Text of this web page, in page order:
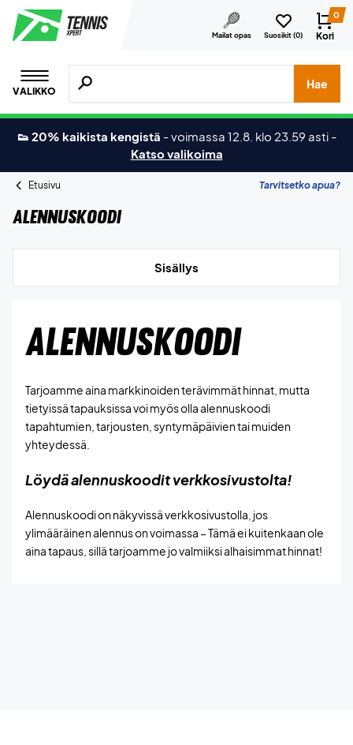
Mailat opas Suosikit (0)
0
Kori
VALIKKO
Hae tuotteita, merkkejä jne.
Hae
👟 20% kaikista kengistä -voimassa 12.8. klo 23.59 asti -
Katso valikoima
Etusivu Tarvitsetko apua?
Alennuskoodi
Sisällys
ALENNUSKOODI
Tarjoamme aina markkinoiden terävimmät hinnat, mutta
tietyissä tapauksissa voi myös olla alennuskoodi
tapahtumien, tarjousten, syntymäpäivien tai muiden
yhteydessä.
Löydä alennuskoodit verkkosivustolta!
Alennuskoodi on näkyvissä verkkosivustolla, jos
ylimääräinen alennus on voimassa – Tämä ei kuitenkaan ole
aina tapaus, sillä tarjoamme jo valmiiksi alhaisimmat hinnat!